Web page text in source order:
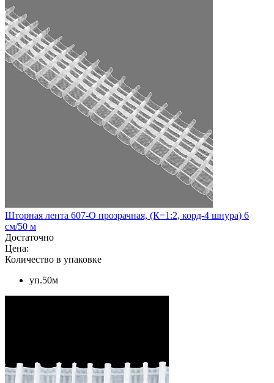
Шторная лента 607-О прозрачная, (К=1:2, корд-4 шнура) 6
см/50 м
Достаточно
Цена:
Количество в упаковке
уп.50м